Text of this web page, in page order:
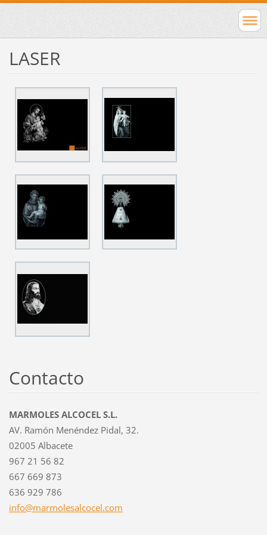
LASER
Contacto
MARMOLES ALCOCEL S.L.
AV. Ramón Menéndez Pidal, 32.
02005 Albacete
967 21 56 82
667 669 873
636 929 786
info@marmolesalcocel.com